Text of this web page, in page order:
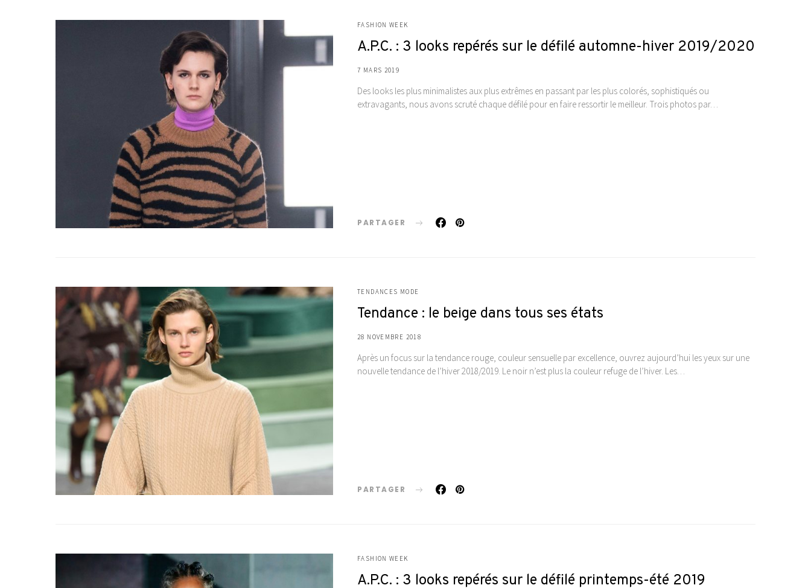
FASHION WEEK
A.P.C. : 3 looks repérés sur le défilé automne-hiver 2019/2020
7 MARS 2019
Des looks les plus minimalistes aux plus extrêmes en passant par les plus colorés, sophistiqués ou
extravagants, nous avons scruté chaque défilé pour en faire ressortir le meilleur. Trois photos par…
PARTAGER
TENDANCES MODE
Tendance : le beige dans tous ses états
28 NOVEMBRE 2018
Après un focus sur la tendance rouge, couleur sensuelle par excellence, ouvrez aujourd’hui les yeux sur une
nouvelle tendance de l’hiver 2018/2019. Le noir n’est plus la couleur refuge de l’hiver. Les…
PARTAGER
FASHION WEEK
A.P.C. : 3 looks repérés sur le défilé printemps-été 2019